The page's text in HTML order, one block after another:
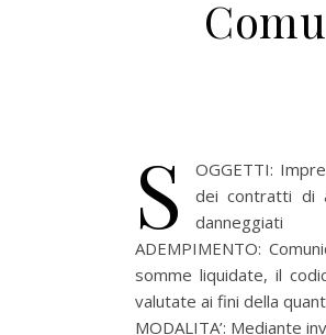
S
OGGETTI:
dei contratti di
danneggiati
ADEMPIMENTO:
somme liquidate, il
valutate ai fini della
MODALITA’: Mediante